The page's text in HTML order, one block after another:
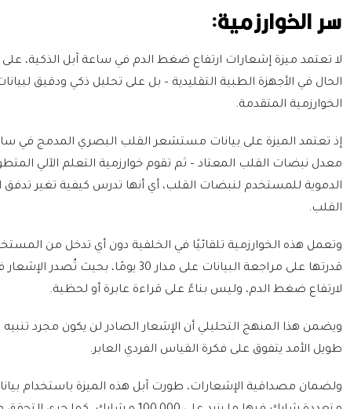
سر الخوارزمية:
لا تعتمد ميزة إشعارات ارتفاع ضغط الدم في ساعة آبل
الحال في الأجهزة الطبية التقليدية – بل على تحليل ذكي ودقيق
الخوارزمية المتقدمة.
إذ تعتمد الميزة على بيانات مستشعر القلب البصري المدمج في
معدل نبضات القلب المعتاد – ثم تقوم خوارزمية التعلم الآلي
الدموية للمستخدم لنبضات القلب، أي أنها تدرس كيفية تغير تدفق
القلب.
وتعمل هذه الخوارزمية تلقائيًا في الخلفية دون أي تدخل من
قدرتها على مراجعة البيانات على مدار
لارتفاع ضغط الدم، وليس بناءً على قراءة عابرة أو لحظية.
ويضمن هذا المنهج التحليلي أن الإشعار الصادر لن يكون مجرد
طويل الأمد يتفوق على فكرة القياس الفردي العابر.
ولضمان مصداقية الإشعارات، طورت آبل هذه الميزة باستخدام